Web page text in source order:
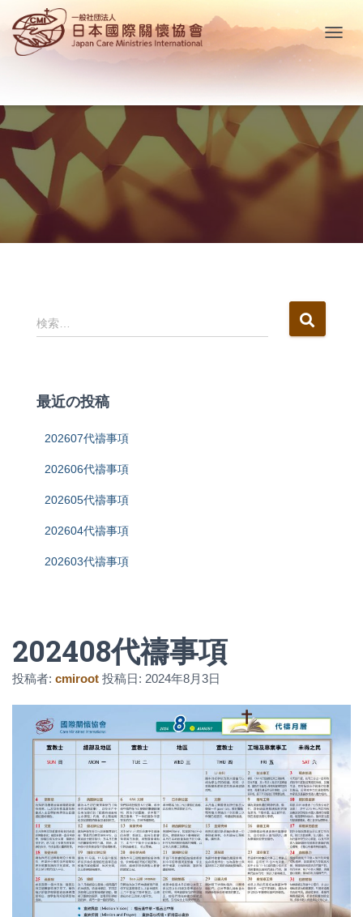
シ
ョ
ン
検
索
検索…
最近の投稿
202607代禱事項
202606代禱事項
202605代禱事項
202604代禱事項
202603代禱事項
202408代禱事項
投稿者: cmiroot 投稿日: 2024年8月3日